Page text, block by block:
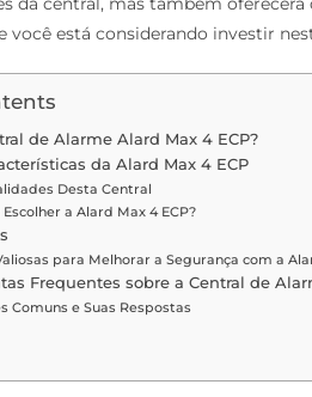
você está considerando investir
de Alarme Alard Max 4 ECP?
da Alard Max 4 ECP
Desta Central
Escolher a Alard Max 4 ECP?
para Melhorar a Segurança com a
Frequentes sobre a Central de
Comuns e Suas Respostas